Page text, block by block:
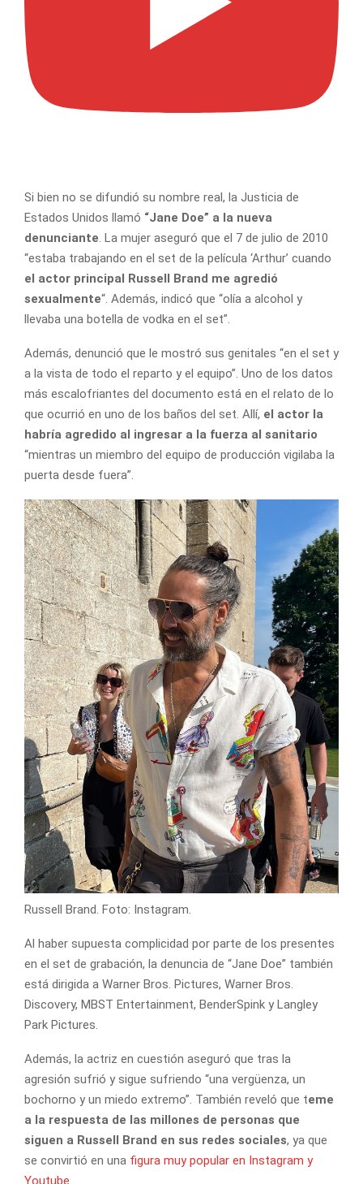
Si bien no se difundió su nombre real, la Justicia de
Estados Unidos llamó “Jane Doe” a la nueva
denunciante. La mujer aseguró que el 7 de julio de 2010
“estaba trabajando en el set de la película ‘Arthur’ cuando
el actor principal Russell Brand me agredió
sexualmente“. Además, indicó que “olía a alcohol y
llevaba una botella de vodka en el set”.
Además, denunció que le mostró sus genitales “en el set y
a la vista de todo el reparto y el equipo”. Uno de los datos
más escalofriantes del documento está en el relato de lo
que ocurrió en uno de los baños del set. Allí, el actor la
habría agredido al ingresar a la fuerza al sanitario
“mientras un miembro del equipo de producción vigilaba la
puerta desde fuera”.
Russell Brand. Foto: Instagram.
Al haber supuesta complicidad por parte de los presentes
en el set de grabación, la denuncia de “Jane Doe” también
está dirigida a Warner Bros. Pictures, Warner Bros.
Discovery, MBST Entertainment, BenderSpink y Langley
Park Pictures.
Además, la actriz en cuestión aseguró que tras la
agresión sufrió y sigue sufriendo “una vergüenza, un
bochorno y un miedo extremo”. También reveló que teme
a la respuesta de las millones de personas que
siguen a Russell Brand en sus redes sociales, ya que
se convirtió en una figura muy popular en Instagram y
Youtube